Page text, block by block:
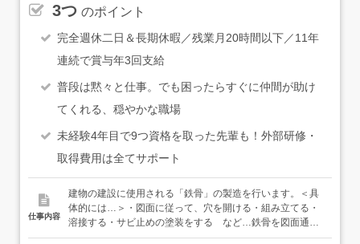
3つ のポイント
完全週休二日＆長期休暇／残業月20時間以下／11年
連続で賞与年3回支給
普段は黙々と仕事。でも困ったらすぐに仲間が助け
てくれる、穏やかな職場
未経験4年目で9つ資格を取った先輩も！外部研修・
取得費用は全てサポート
仕事内容
建物の建設に使用される「鉄骨」の製造を行います。＜具
体的には…＞・図面に従って、穴を開ける・組み立てる・
溶接する・サビ止めの塗装をする など…鉄骨を図面通り
に加工していきます。＜入社後は…＞先輩社員が、基本か